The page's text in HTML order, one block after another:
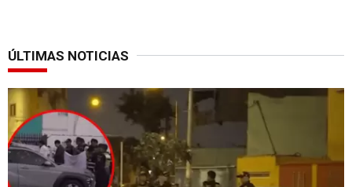
ÚLTIMAS NOTICIAS